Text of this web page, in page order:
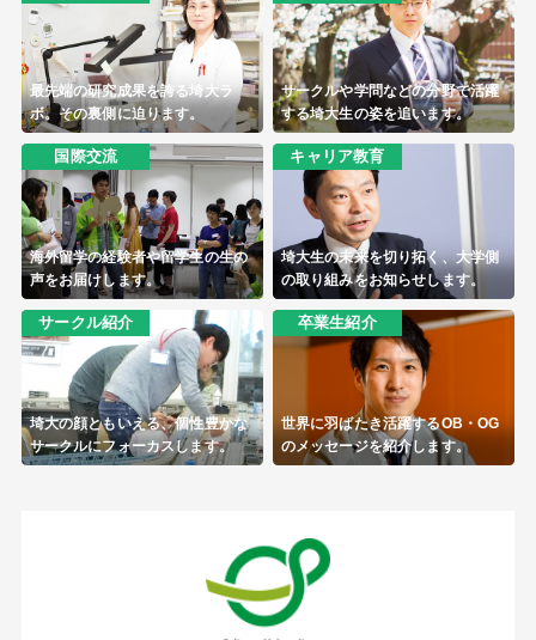
最先端の研究成果を誇る埼大ラ
ボ。その裏側に迫ります。
サークルや学問などの分野で活躍
する埼大生の姿を追います。
国際交流
海外留学の経験者や留学生の生の
声をお届けします。
キャリア教育
埼大生の未来を切り拓く、大学側
の取り組みをお知らせします。
サークル紹介
埼大の顔ともいえる、個性豊かな
サークルにフォーカスします。
卒業生紹介
世界に羽ばたき活躍するOB・OG
のメッセージを紹介します。